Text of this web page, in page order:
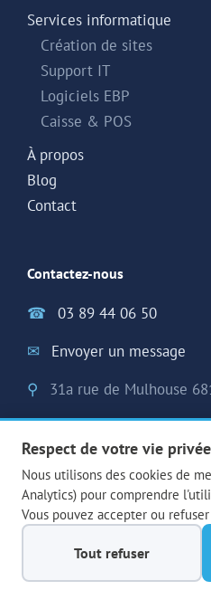
Services informatique
Création de sites
Support IT
Logiciels EBP
Caisse & POS
À propos
Blog
Contact
Contactez-nous
☎
03 89 44 06 50
✉
Envoyer un message
⚲
31a rue de Mulhouse
Alsago 2026 - Tous droits
des cookies-
Respect de votre vie privée
Nous utilisons des cookies de
Analytics) pour comprendre
Vous pouvez accepter ou
Tout refuser